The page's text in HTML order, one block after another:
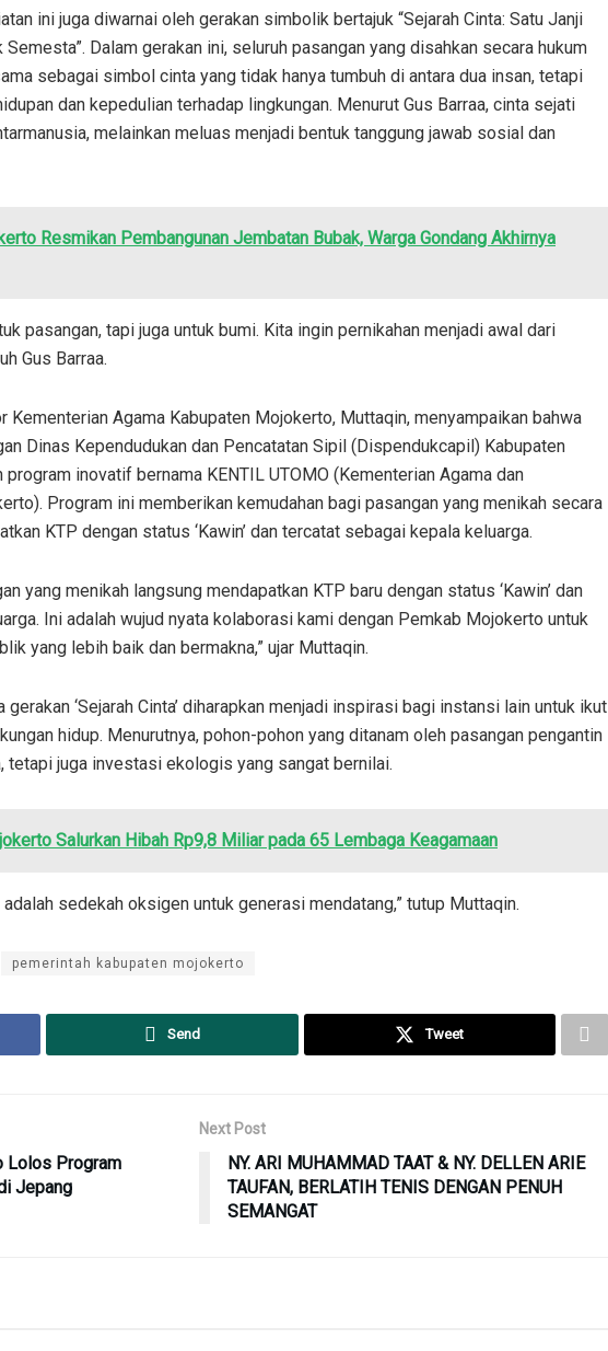
ini juga diwarnai oleh gerakan simbolik bertajuk “Sejarah Cinta: Satu Janji
Dalam gerakan ini, seluruh pasangan yang disahkan secara hukum
sebagai simbol cinta yang tidak hanya tumbuh di antara dua insan, tetapi
dan kepedulian terhadap lingkungan. Menurut Gus Barraa, cinta sejati
melainkan meluas menjadi bentuk tanggung jawab sosial dan
Resmikan Pembangunan Jembatan Bubak, Warga Gondang Akhirnya
pasangan, tapi juga untuk bumi. Kita ingin pernikahan menjadi awal dari
Gus Barraa.
Kementerian Agama Kabupaten Mojokerto, Muttaqin, menyampaikan bahwa
Dinas Kependudukan dan Pencatatan Sipil (Dispendukcapil) Kabupaten
inovatif bernama KENTIL UTOMO (Kementerian Agama dan
Program ini memberikan kemudahan bagi pasangan yang menikah secara
KTP dengan status ‘Kawin’ dan tercatat sebagai kepala keluarga.
yang menikah langsung mendapatkan KTP baru dengan status ‘Kawin’ dan
Ini adalah wujud nyata kolaborasi kami dengan Pemkab Mojokerto untuk
yang lebih baik dan bermakna,” ujar Muttaqin.
gerakan ‘Sejarah Cinta’ diharapkan menjadi inspirasi bagi instansi lain untuk ikut
hidup. Menurutnya, pohon-pohon yang ditanam oleh pasangan pengantin
tetapi juga investasi ekologis yang sangat bernilai.
Salurkan Hibah Rp9,8 Miliar pada 65 Lembaga Keagamaan
sedekah oksigen untuk generasi mendatang,” tutup Muttaqin.
pemerintah kabupaten mojokerto
Send Tweet
Lolos Program
Jepang
Next Post
NY. ARI MUHAMMAD TAAT & NY. DELLEN ARIE
TAUFAN, BERLATIH TENIS DENGAN PENUH
SEMANGAT